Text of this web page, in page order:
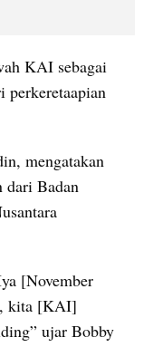
KAI sebagai
perkeretaapian
mengatakan
dari Badan
[November
kita [KAI]
ujar Bobby